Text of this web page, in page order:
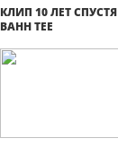
КЛИП 10 ЛЕТ СПУСТЯ
BAHH TEE